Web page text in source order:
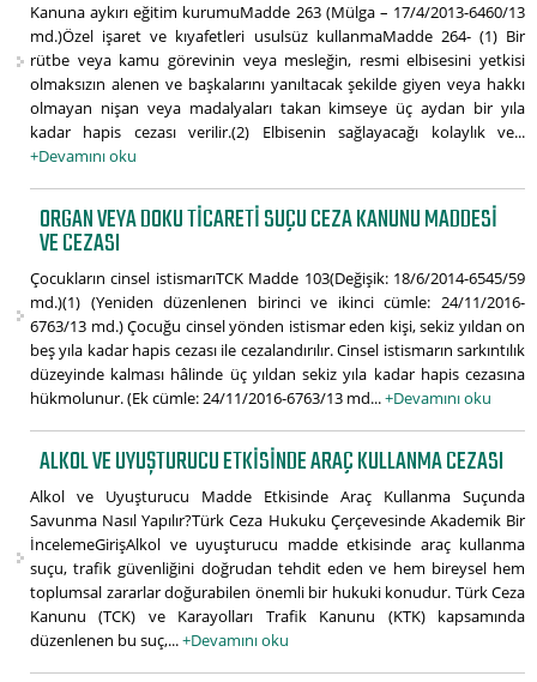
Kanuna aykırı eğitim kurumuMadde 263 (Mülga – 17/4/2013-6460/13
md.)Özel işaret ve kıyafetleri usulsüz kullanmaMadde 264- (1) Bir
rütbe veya kamu görevinin veya mesleğin, resmi elbisesini yetkisi
olmaksızın alenen ve başkalarını yanıltacak şekilde giyen veya hakkı
olmayan nişan veya madalyaları takan kimseye üç aydan bir yıla
kadar hapis cezası verilir.(2) Elbisenin sağlayacağı kolaylık ve...
+Devamını oku
ORGAN VEYA DOKU TICARETI SUÇU CEZA KANUNU MADDESI
VE CEZASI
Çocukların cinsel istismarıTCK Madde 103(Değişik: 18/6/2014-6545/59
md.)(1) (Yeniden düzenlenen birinci ve ikinci cümle: 24/11/2016-
6763/13 md.) Çocuğu cinsel yönden istismar eden kişi, sekiz yıldan on
beş yıla kadar hapis cezası ile cezalandırılır. Cinsel istismarın sarkıntılık
düzeyinde kalması hâlinde üç yıldan sekiz yıla kadar hapis cezasına
hükmolunur. (Ek cümle: 24/11/2016-6763/13 md...+Devamını oku
ALKOL VE UYUŞTURUCU ETKISINDE ARAÇ KULLANMA CEZASI
Alkol ve Uyuşturucu Madde Etkisinde Araç Kullanma Suçunda
Savunma Nasıl Yapılır?Türk Ceza Hukuku Çerçevesinde Akademik Bir
İncelemeGirişAlkol ve uyuşturucu madde etkisinde araç kullanma
suçu, trafik güvenliğini doğrudan tehdit eden ve hem bireysel hem
toplumsal zararlar doğurabilen önemli bir hukuki konudur. Türk Ceza
Kanunu (TCK) ve Karayolları Trafik Kanunu (KTK) kapsamında
düzenlenen bu suç,...+Devamını oku